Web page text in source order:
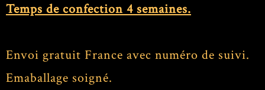
Temps de confection 4 semaines.
Envoi gratuit France avec numéro de suivi.
Emaballage soigné.